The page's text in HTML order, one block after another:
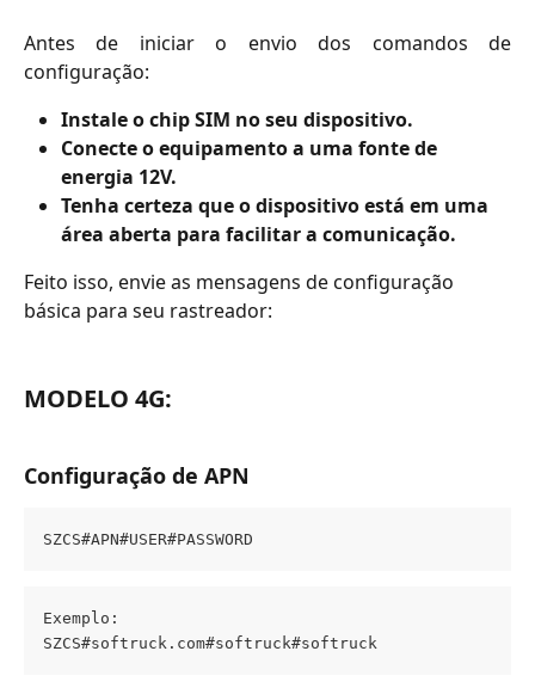
Antes de iniciar o envio dos comandos de
configuração:
Instale o chip SIM no seu dispositivo.
Conecte o equipamento a uma fonte de
energia 12V.
Tenha certeza que o dispositivo está em uma
área aberta para facilitar a comunicação.​
Feito isso, envie as mensagens de configuração
básica para seu rastreador:
MODELO 4G:
Configuração de APN
SZCS#APN#USER#PASSWORD
Exemplo:
SZCS#softruck.com#softruck#softruck